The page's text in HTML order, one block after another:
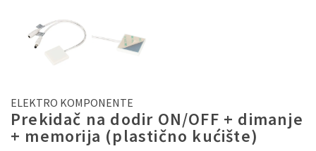
ELEKTRO KOMPONENTE
Prekidač na dodir ON/OFF + dimanje
+ memorija (plastično kućište)